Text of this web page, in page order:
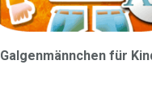
Galgenmännchen für